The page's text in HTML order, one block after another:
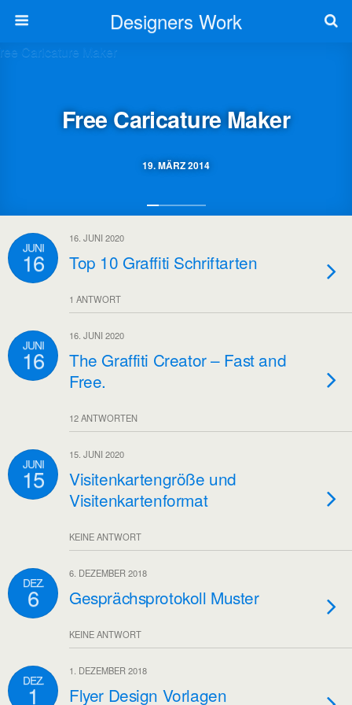
Designers Work
19. MÄRZ 2014
Free Caricature Maker
JUNI
16
16. JUNI 2020
Top 10 Graffiti Schriftarten
1 ANTWORT
JUNI
16
16. JUNI 2020
The Graffiti Creator – Fast and
Free.
12 ANTWORTEN
JUNI
15
15. JUNI 2020
Visitenkartengröße und
Visitenkartenformat
KEINE ANTWORT
DEZ.
6
6. DEZEMBER 2018
Gesprächsprotokoll Muster
KEINE ANTWORT
DEZ.
1
1. DEZEMBER 2018
Flyer Design Vorlagen